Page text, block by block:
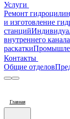
Услуги
Ремонт
и изготовление
станций
внутреннего
раскатки
Контакты
Общие отделов
Главная